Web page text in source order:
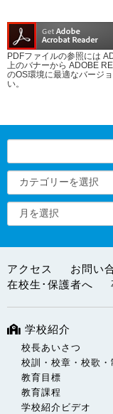
PDFファイルの参照には
上のバナーから ADOBE
のOS環境に最適なバージ
い。
アクセス お問い
在校生･保護者へ
学校紹介
校長あいさつ
校訓・校章・校歌・
教育目標
教育課程
学校紹介ビデオ